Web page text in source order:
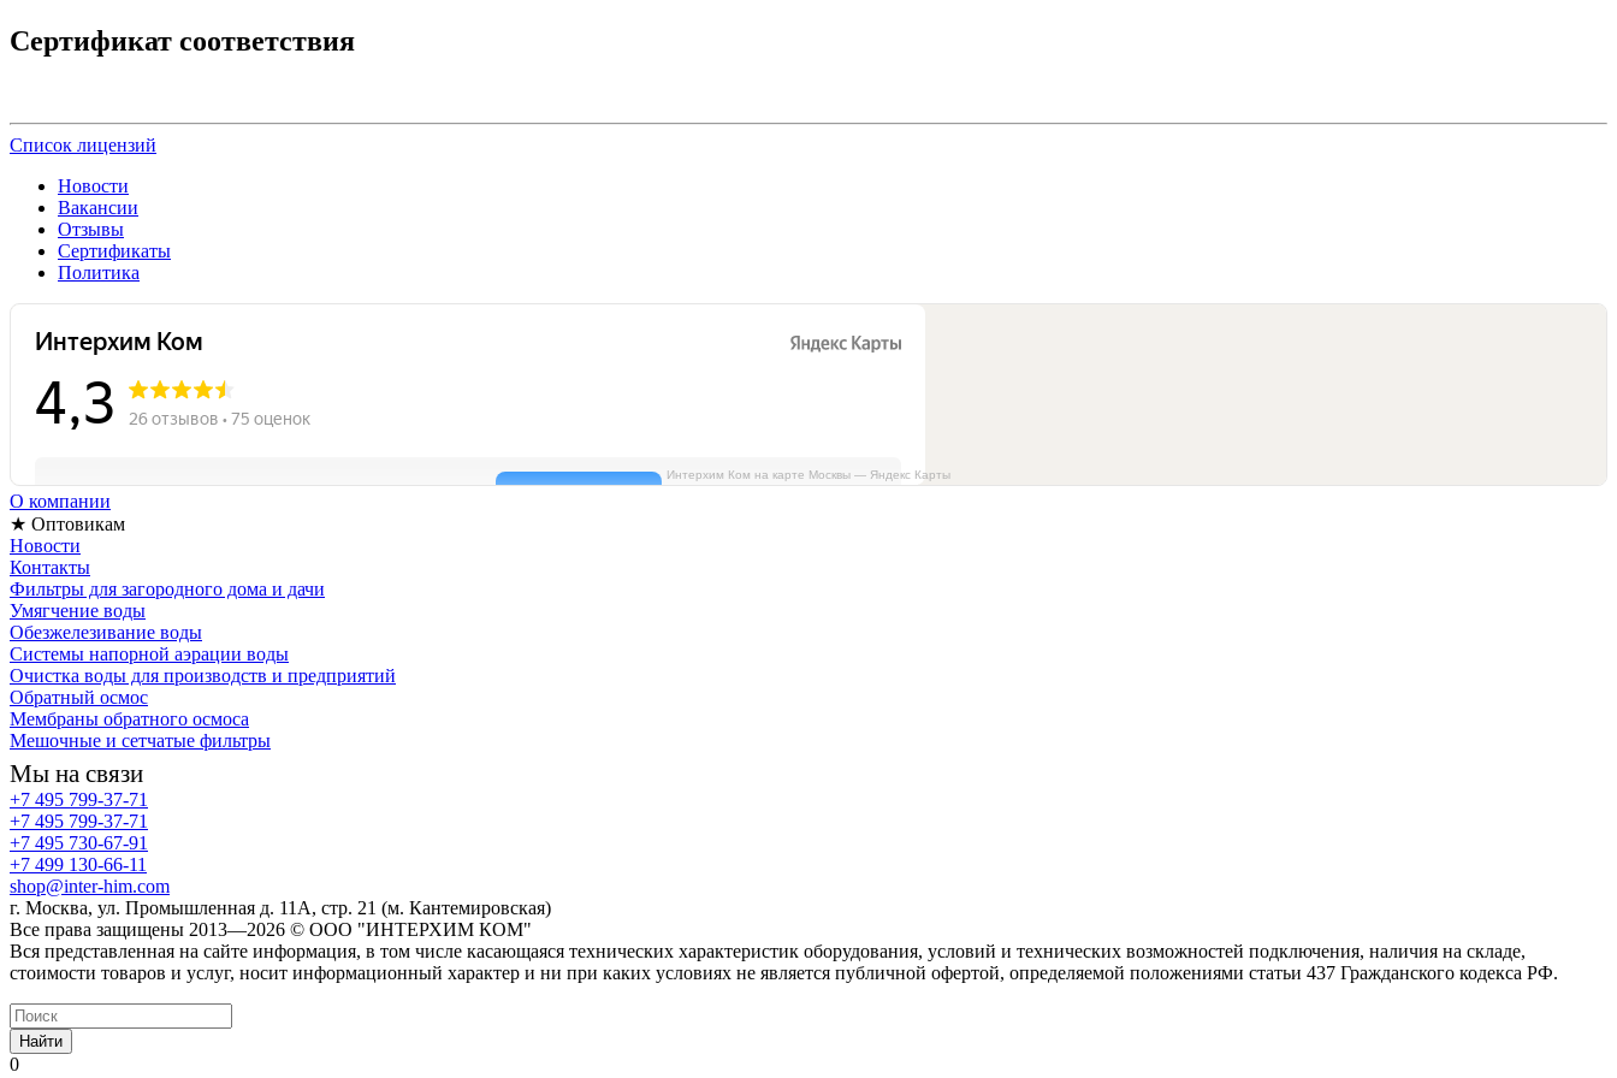
Сертификат соответствия
Список лицензий
Новости
Вакансии
Отзывы
Сертификаты
Политика
Интерхим Ком на карте Москвы — Яндекс Карты
О компании
★ Оптовикам
Новости
Контакты
Фильтры для загородного дома и дачи
Умягчение воды
Обезжелезивание воды
Системы напорной аэрации воды
Очистка воды для производств и предприятий
Обратный осмос
Мембраны обратного осмоса
Мешочные и сетчатые фильтры
Мы на связи
+7 495 799-37-71
+7 495 799-37-71
+7 495 730-67-91
+7 499 130-66-11
shop@inter-him.com
г. Москва, ул. Промышленная д. 11А, стр. 21 (м. Кантемировская)
Все права защищены 2013—2026 © OOO "ИНТЕРХИМ КОМ"
Вся представленная на сайте информация, в том числе касающаяся технических характеристик оборудования, условий и технических возможностей подключения, наличия на складе,
стоимости товаров и услуг, носит информационный характер и ни при каких условиях не является публичной офертой, определяемой положениями статьи 437 Гражданского кодекса РФ.
Найти
0